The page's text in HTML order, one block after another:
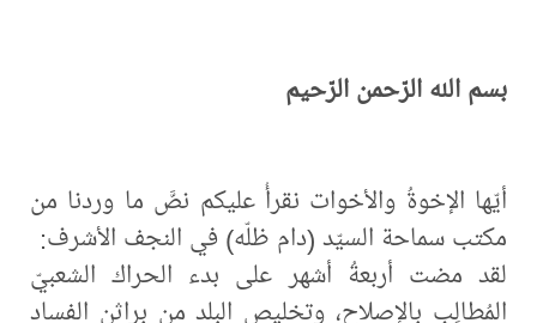
بسم الله الرّحمن الرّحيم
أيّها الإخوةُ والأخوات نقرأُ عليكم نصَّ ما وردنا من
مكتب سماحة السيّد (دام ظلّه) في النجف الأشرف:
لقد مضت أربعةُ أشهر على بدء الحراك الشعبيّ
المُطالِب بالإصلاح، وتخليص البلد من براثن الفساد